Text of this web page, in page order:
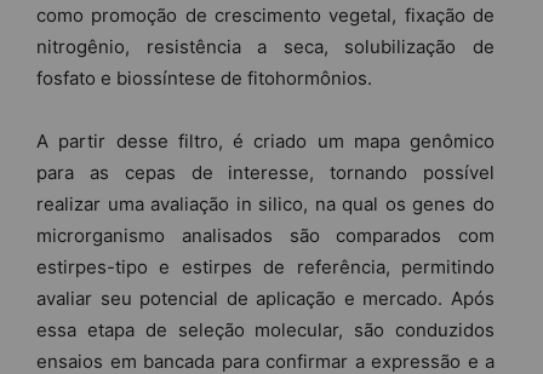
como promoção de crescimento vegetal, fixação de
nitrogênio, resistência a seca, solubilização de
fosfato e biossíntese de fitohormônios.
A partir desse filtro, é criado um mapa genômico
para as cepas de interesse, tornando possível
realizar uma avaliação in silico, na qual os genes do
microrganismo analisados são comparados com
estirpes-tipo e estirpes de referência, permitindo
avaliar seu potencial de aplicação e mercado. Após
essa etapa de seleção molecular, são conduzidos
ensaios em bancada para confirmar a expressão e a